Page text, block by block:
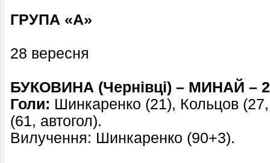
ГРУПА «А»
28 вересня
БУКОВИНА (Чернівці) – МИНАЙ –
Голи: Шинкаренко (21), Кольцов (27,
(61, автогол).
Вилучення: Шинкаренко (90+3).